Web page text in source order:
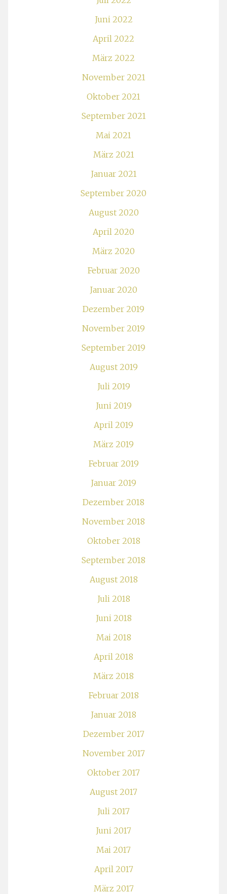
Juni 2022
April 2022
März 2022
November 2021
Oktober 2021
September 2021
Mai 2021
März 2021
Januar 2021
September 2020
August 2020
April 2020
März 2020
Februar 2020
Januar 2020
Dezember 2019
November 2019
September 2019
August 2019
Juli 2019
Juni 2019
April 2019
März 2019
Februar 2019
Januar 2019
Dezember 2018
November 2018
Oktober 2018
September 2018
August 2018
Juli 2018
Juni 2018
Mai 2018
April 2018
März 2018
Februar 2018
Januar 2018
Dezember 2017
November 2017
Oktober 2017
August 2017
Juli 2017
Juni 2017
Mai 2017
April 2017
März 2017